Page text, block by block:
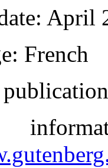
: April
: French